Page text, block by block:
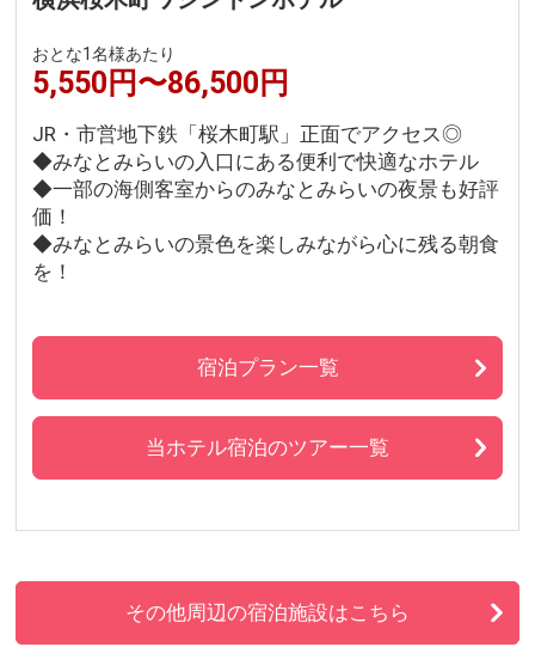
おとな1名様あたり
5,550円〜86,500円
JR・市営地下鉄「桜木町駅」正面でアクセス◎
◆みなとみらいの入口にある便利で快適なホテル
◆一部の海側客室からのみなとみらいの夜景も好評
価！
◆みなとみらいの景色を楽しみながら心に残る朝食
を！
宿泊プラン一覧
当ホテル宿泊のツアー一覧
その他周辺の宿泊施設はこちら